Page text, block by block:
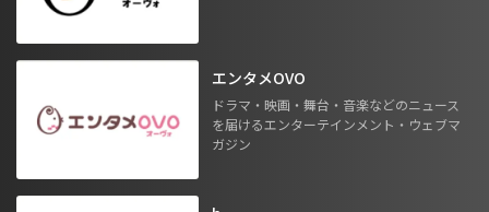
エンタメOVO
ドラマ・映画・舞台・音楽などのニュース
を届けるエンターテインメント・ウェブマ
ガジン